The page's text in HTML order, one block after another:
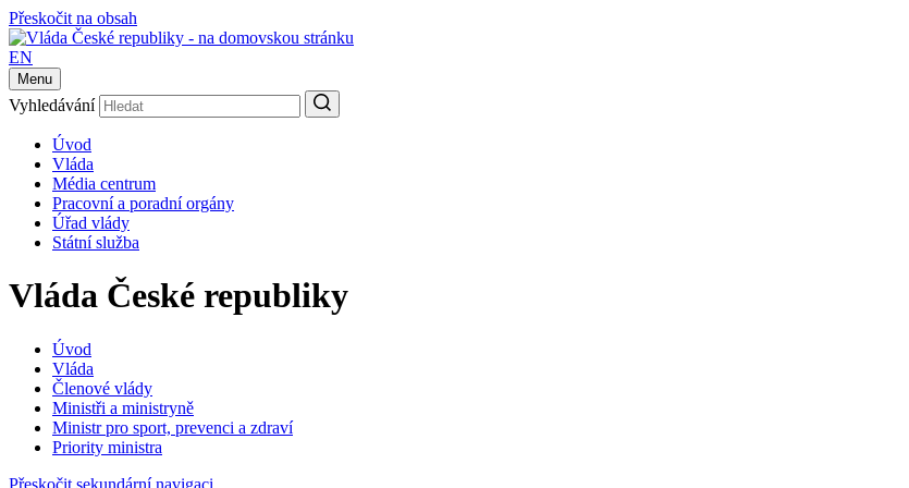
Přeskočit na obsah
EN
Menu
Vyhledávání
Úvod
Vláda
Média centrum
Pracovní a poradní orgány
Úřad vlády
Státní služba
Vláda České republiky
Úvod
Vláda
Členové vlády
Ministři a ministryně
Ministr pro sport, prevenci a zdraví
Priority ministra
Přeskočit sekundární navigaci